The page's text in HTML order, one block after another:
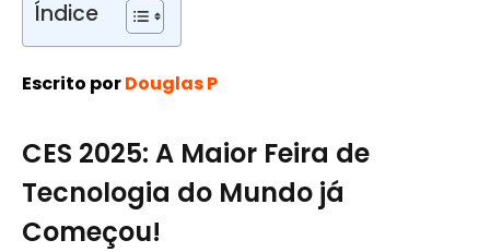
Índice
Escrito porDouglas P
CES 2025: A Maior Feira de
Tecnologia do Mundo já
Começou!